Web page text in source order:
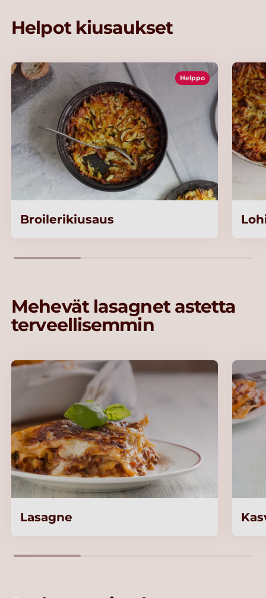
Helpot kiusaukset
Helppo
Broilerikiusaus
Mehevät lasagnet astetta
terveellisemmin
Lasagne